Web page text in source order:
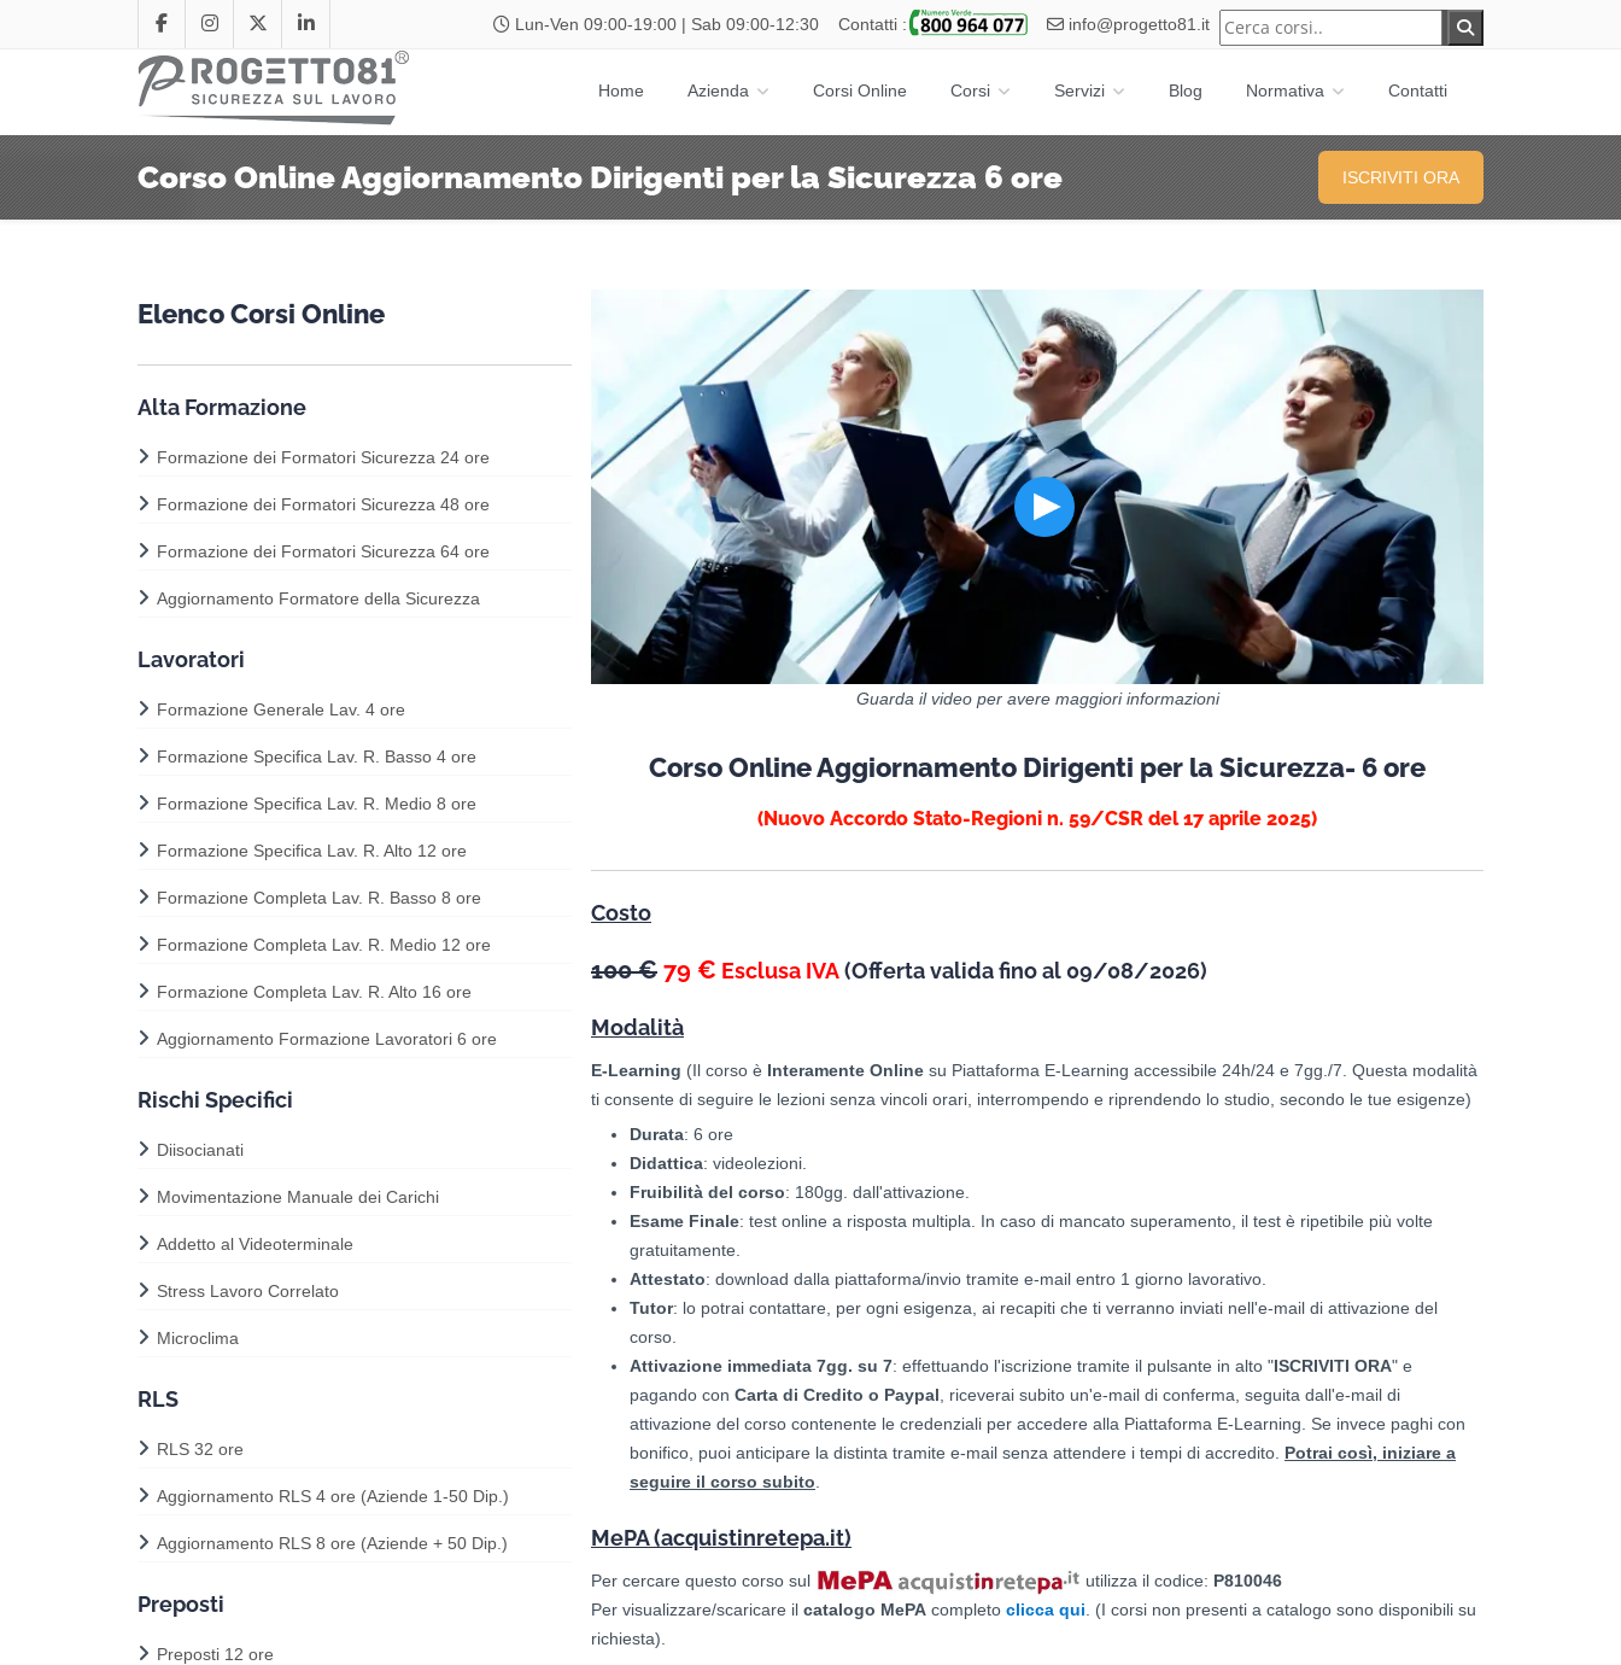
Lun-Ven 09:00-19:00 | Sab 09:00-12:30 Contatti : info@progetto81.it
Home Azienda Corsi Online Corsi Servizi Blog Normativa Contatti
Corso Online Aggiornamento Dirigenti per la Sicurezza 6 ore
Guarda il video per avere maggiori informazioni
Corso Online Aggiornamento Dirigenti per la Sicurezza- 6 ore
(Nuovo Accordo Stato-Regioni n. 59/CSR del 17 aprile 2025)
Costo
100 € 79 € Esclusa IVA(Offerta valida fino al 09/08/2026)
Modalità
E-Learning (Il corso è Interamente Online su Piattaforma E-Learning accessibile 24h/24 e 7gg./7. Questa modalità
ti consente di seguire le lezioni senza vincoli orari, interrompendo e riprendendo lo studio, secondo le tue esigenze)
Durata: 6 ore
Didattica: videolezioni.
Fruibilità del corso: 180gg. dall'attivazione.
Esame Finale: test online a risposta multipla. In caso di mancato superamento, il test è ripetibile più volte
gratuitamente.
Attestato: download dalla piattaforma/invio tramite e-mail entro 1 giorno lavorativo.
Tutor: lo potrai contattare, per ogni esigenza, ai recapiti che ti verranno inviati nell'e-mail di attivazione del
corso.
Attivazione immediata 7gg. su 7: effettuando l'iscrizione tramite il pulsante in alto "ISCRIVITI ORA" e
pagando con Carta di Credito o Paypal, riceverai subito un'e-mail di conferma, seguita dall'e-mail di
attivazione del corso contenente le credenziali per accedere alla Piattaforma E-Learning. Se invece paghi con
bonifico, puoi anticipare la distinta tramite e-mail senza attendere i tempi di accredito. Potrai così, iniziare a
seguire il corso subito.
MePA (acquistinretepa.it)
Per cercare questo corso sul utilizza il codice: P810046
Per visualizzare/scaricare il catalogo MePA completo clicca qui. (I corsi non presenti a catalogo sono disponibili su
richiesta).
Elenco Corsi Online
Alta Formazione
Formazione dei Formatori Sicurezza 24 ore
Formazione dei Formatori Sicurezza 48 ore
Formazione dei Formatori Sicurezza 64 ore
Aggiornamento Formatore della Sicurezza
Lavoratori
Formazione Generale Lav. 4 ore
Formazione Specifica Lav. R. Basso 4 ore
Formazione Specifica Lav. R. Medio 8 ore
Formazione Specifica Lav. R. Alto 12 ore
Formazione Completa Lav. R. Basso 8 ore
Formazione Completa Lav. R. Medio 12 ore
Formazione Completa Lav. R. Alto 16 ore
Aggiornamento Formazione Lavoratori 6 ore
Rischi Specifici
Diisocianati
Movimentazione Manuale dei Carichi
Addetto al Videoterminale
Stress Lavoro Correlato
Microclima
RLS
RLS 32 ore
Aggiornamento RLS 4 ore (Aziende 1-50 Dip.)
Aggiornamento RLS 8 ore (Aziende + 50 Dip.)
Preposti
Preposti 12 ore